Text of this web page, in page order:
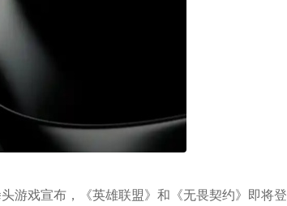
戏宣布，《英雄联盟》和《无畏契约》即将登